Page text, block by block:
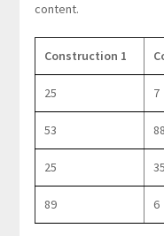
content.
Construction 1
25 7
53 88
25 35
89 6